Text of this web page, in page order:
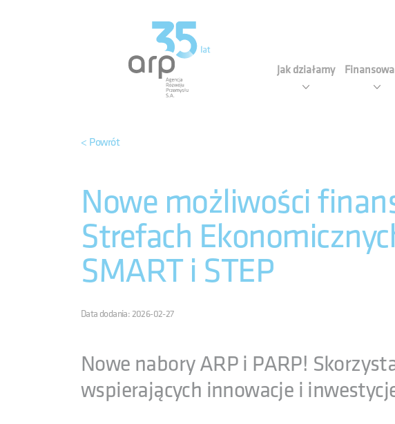
Jak działamy
< Powrót
Nowe możliwości
Strefach
SMART i STEP
Data dodania: 2026-02-27
Nowe nabory ARP i PARP!
wspierających innowacje i